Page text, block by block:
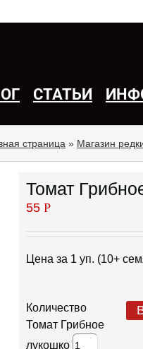
СТАТЬИ
страница » Магазин
Томат
55Р
Цена за 1 уп. (10+
Количество
Томат Грибное
лукошко